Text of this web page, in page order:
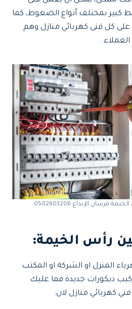
كبير بمختلف أنواع الضغوط، كما
كل فنى كهربائي منازل وهم
الإبداع 0502603206
رأس الخيمة:
المنزل او الشركة او المكتب
ديكورات جديدة فما عليك
كهربائي منازل لان: